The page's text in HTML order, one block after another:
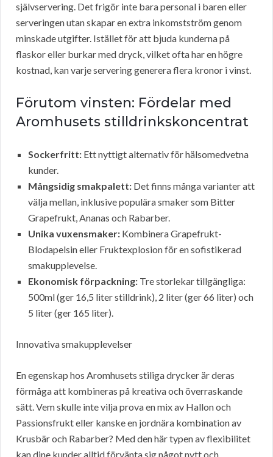
självservering. Det frigör inte bara personal i baren eller
serveringen utan skapar en extra inkomstström genom
minskade utgifter. Istället för att bjuda kunderna på
flaskor eller burkar med dryck, vilket ofta har en högre
kostnad, kan varje servering generera flera kronor i vinst.
Förutom vinsten: Fördelar med
Aromhusets stilldrinkskoncentrat
Sockerfritt: Ett nyttigt alternativ för hälsomedvetna
kunder.
Mångsidig smakpalett: Det finns många varianter att
välja mellan, inklusive populära smaker som Bitter
Grapefrukt, Ananas och Rabarber.
Unika vuxensmaker: Kombinera Grapefrukt-
Blodapelsin eller Fruktexplosion för en sofistikerad
smakupplevelse.
Ekonomisk förpackning: Tre storlekar tillgängliga:
500ml (ger 16,5 liter stilldrink), 2 liter (ger 66 liter) och
5 liter (ger 165 liter).
Innovativa smakupplevelser
En egenskap hos Aromhusets stiliga drycker är deras
förmåga att kombineras på kreativa och överraskande
sätt. Vem skulle inte vilja prova en mix av Hallon och
Passionsfrukt eller kanske en jordnära kombination av
Krusbär och Rabarber? Med den här typen av flexibilitet
kan dine kunder alltid förvänta sig något nytt och